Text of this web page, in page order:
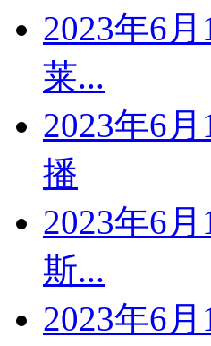
2023年6
莱...
2023年6
播
2023年6
斯...
2023年6